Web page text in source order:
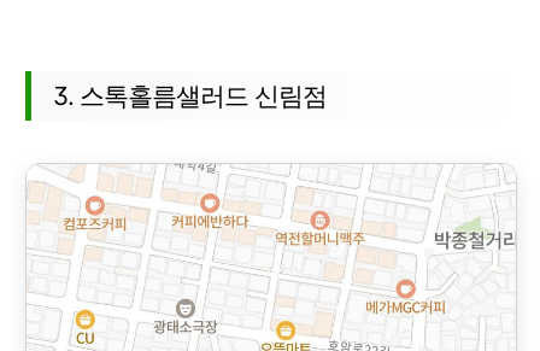
3. 스톡홀름샐러드 신림점